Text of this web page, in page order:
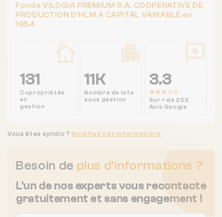
Fonde VILOGIA PREMIUM S.A. COOPERATIVE DE
PRODUCTION D'HLM A CAPITAL VARIABLE en
1954
131
Copropriétés
en
gestion
11K
Nombre de lots
sous gestion
3.3
Sur + de 252
Avis Google
Besoin de plus d'informations ?
L'un de nos experts vous recontacte
gratuitement et sans engagement !
Vous êtes syndic ? Modifiez ces informations